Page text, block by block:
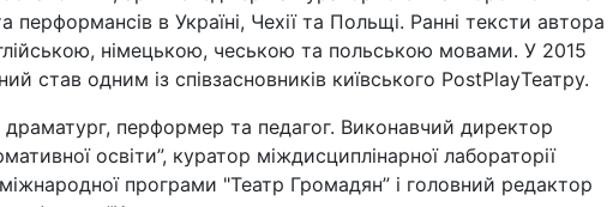
перформансів в Україні, Чехії та Польщі. Ранні тексти автора
німецькою, чеською та польською мовами. У 2015
став одним із співзасновників київського PostPlayТеатру.
перформер та педагог. Виконавчий директор
освіти”, куратор міждисциплінарної лабораторії
програми "Театр Громадян” і головний редактор